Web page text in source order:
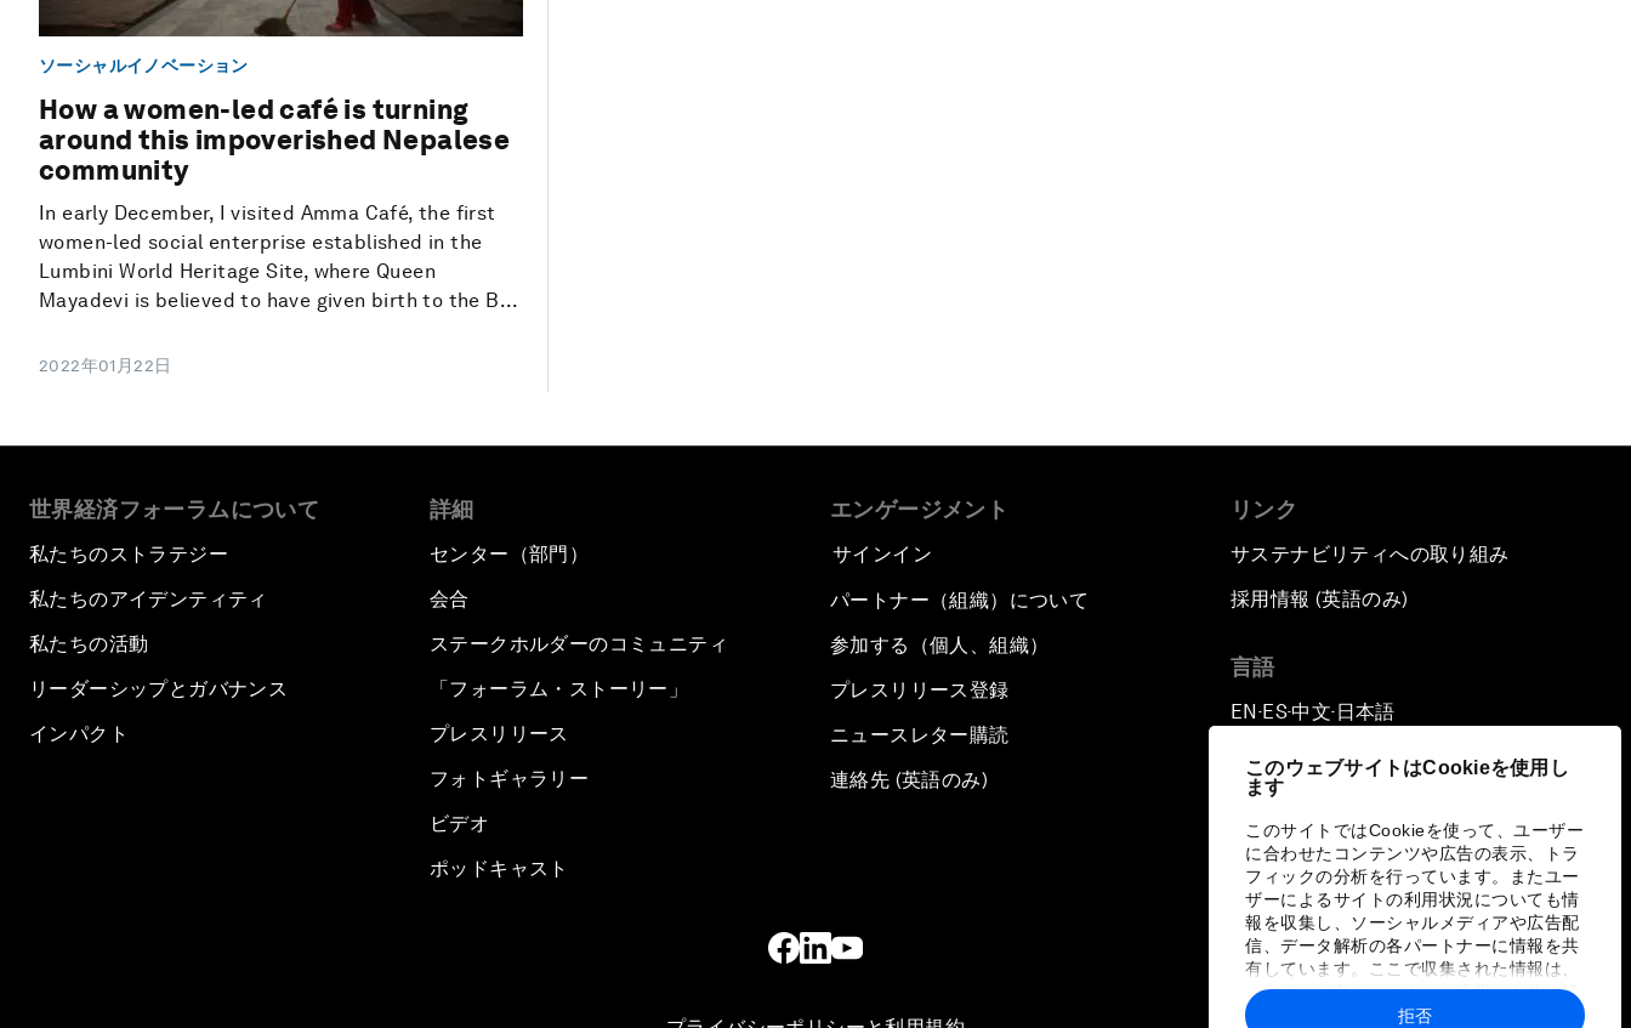
このウェブサイトはCookieを使用し
ます
このサイトではCookieを使って、ユーザー
に合わせたコンテンツや広告の表示、トラ
フィックの分析を行っています。またユー
ザーによるサイトの利用状況についても情
報を収集し、ソーシャルメディアや広告配
信、データ解析の各パートナーに情報を共
有しています。ここで収集された情報は、
ユーザーが各パートナーに提供した他の情
報や各パートナーのサービスを使用した際
拒否
ソーシャルイノベーション
How a women-led café is turning
around this impoverished Nepalese
community
In early December, I visited Amma Café, the first
women-led social enterprise established in the
Lumbini World Heritage Site, where Queen
Mayadevi is believed to have given birth to the B...
2022年01月22日
世界経済フォーラムについて
私たちのストラテジー
私たちのアイデンティティ
私たちの活動
リーダーシップとガバナンス
インパクト
詳細
センター（部門）
会合
ステークホルダーのコミュニティ
「フォーラム・ストーリー」
プレスリリース
フォトギャラリー
ビデオ
ポッドキャスト
エンゲージメント
サインイン
パートナー（組織）について
参加する（個人、組織）
プレスリリース登録
ニュースレター購読
連絡先 (英語のみ)
リンク
サステナビリティへの取り組み
採用情報 (英語のみ)
言語
EN ▪ ES▪中文▪ 日本語